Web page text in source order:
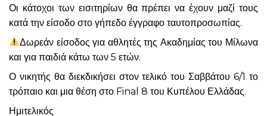
Οι κάτοχοι των εισιτηρίων θα πρέπει να έχουν μαζί τους
κατά την είσοδο στο γήπεδο έγγραφο ταυτοπροσωπίας.
Δωρεάν είσοδος για αθλητές της Ακαδημίας του Μίλωνα
και για παιδιά κάτω των 5 ετών.
Ο νικητής θα διεκδικήσει στον τελικό του Σαββάτου 6/1 το
τρόπαιο και μια θέση στο Final 8 του Κυπέλου Ελλάδας.
Ημιτελικός